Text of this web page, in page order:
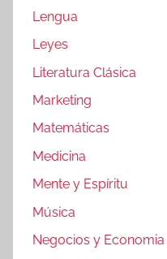
Lengua
Leyes
Literatura Clásica
Marketing
Matemáticas
Medicina
Mente y Espíritu
Música
Negocios y Economia